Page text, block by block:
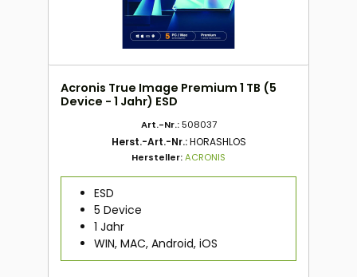
Acronis True Image Premium 1 TB (5
Device - 1 Jahr) ESD
Art.-Nr.:508037
Herst.-Art.-Nr.:HORASHLOS
Hersteller:ACRONIS
ESD
5 Device
1 Jahr
WIN, MAC, Android, iOS